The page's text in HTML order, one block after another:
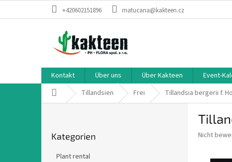
+420602151896 matucana@kakteen.cz
Kontakt Über uns Über Kakteen Event-
StartseiteTillandsien Frei Tillandsia bergerii f.
überspringen
Kategorien
Plant rental
Die
Nicht